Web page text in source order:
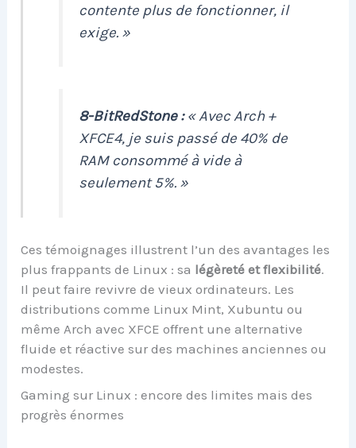
contente plus de fonctionner, il
exige. »
8-BitRedStone :« Avec Arch +
XFCE4, je suis passé de 40% de
RAM consommé à vide à
seulement 5%. »
Ces témoignages illustrent l’un des avantages les
plus frappants de Linux : sa légèreté et flexibilité.
Il peut faire revivre de vieux ordinateurs. Les
distributions comme Linux Mint, Xubuntu ou
même Arch avec XFCE offrent une alternative
fluide et réactive sur des machines anciennes ou
modestes.
Gaming sur Linux : encore des limites mais des
progrès énormes